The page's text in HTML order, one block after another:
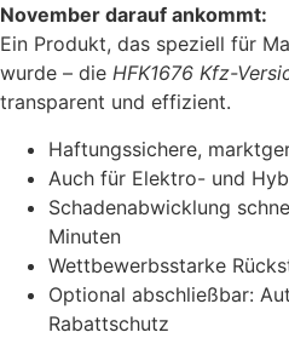
November darauf ankommt:
Ein Produkt, das speziell für
wurde – die HFK1676 Kfz-
transparent und effizient.
Haftungssichere,
Auch für Elektro- und
Schadenabwicklung
Minuten
Wettbewerbsstarke
Optional abschließbar:
Rabattschutz